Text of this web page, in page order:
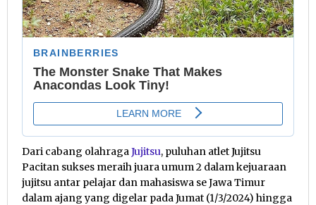
Dari cabang olahragaJujitsu, puluhan atlet Jujitsu
Pacitan sukses meraih juara umum 2 dalam kejuaraan
jujitsu antar pelajar dan mahasiswa se Jawa Timur
dalam ajang yang digelar pada Jumat (1/3/2024) hingga